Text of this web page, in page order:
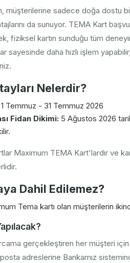
müşterilerine sadece doğa dostu
da sunuyor. TEMA Kart
fiziksel kartın sunduğu tüm
sayesinde daha hızlı işlem
Nelerdir?
1 Temmuz - 31 Temmuz 2026
Fidan Dikimi: 5 Ağustos 2026
Maximum TEMA Kart'lardır ve
Dahil Edilemez?
Tema kartı olan müşterilerin
gerçekleştiren her müşteri için
adreslerine Bankamız